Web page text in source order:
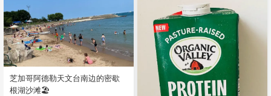
芝加哥阿德勒天文台南边的密歇
根湖沙滩🏖️